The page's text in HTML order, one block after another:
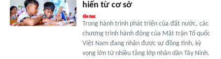
hiến từ cơ sở
Trong hành trình phát triển của đất nước, các
chương trình hành động của Mặt trận Tổ quốc
Việt Nam đang nhận được sự đồng tình, kỳ
vọng lớn từ nhiều tầng lớp nhân dân Tây Ninh.